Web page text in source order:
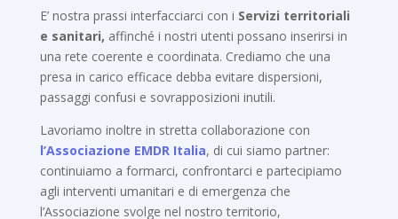
E’ nostra prassi interfacciarci con i Servizi territoriali
e sanitari, affinché i nostri utenti possano inserirsi in
una rete coerente e coordinata. Crediamo che una
presa in carico efficace debba evitare dispersioni,
passaggi confusi e sovrapposizioni inutili.
Lavoriamo inoltre in stretta collaborazione con
l’Associazione EMDR Italia, di cui siamo partner:
continuiamo a formarci, confrontarci e partecipiamo
agli interventi umanitari e di emergenza che
l’Associazione svolge nel nostro territorio,